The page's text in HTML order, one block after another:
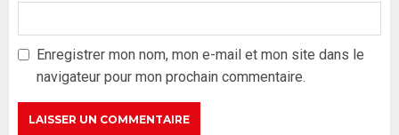
Enregistrer mon nom, mon e-mail et mon site dans le
navigateur pour mon prochain commentaire.
Formation du nouveau
ses lignes rouges et met en
garde ses responsables
26 MAI 2026 0